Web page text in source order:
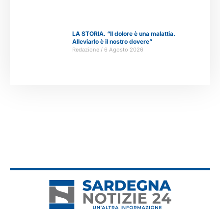
LA STORIA. “Il dolore è una malattia.
Alleviarlo è il nostro dovere”
Redazione 6 Agosto 2026